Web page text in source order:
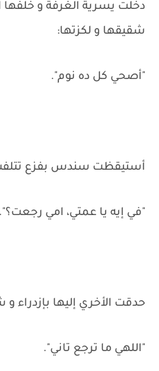
دخلت يسرية الغرفة و خلفها
شقيقها و لكزتها:
"أصحي كل ده نوم".
أستيقظت سندس بفزع
"في إيه يا عمتي، امي رجعت؟".
حدقت الأخري إليها بإزدراء و
"اللهي ما ترجع تاني".